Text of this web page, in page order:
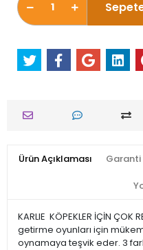
Ürün Açıklaması Garanti
KARLIE KÖPEKLER İÇİN ÇOK
getirme oyunları için
oynamaya teşvik eder. 3